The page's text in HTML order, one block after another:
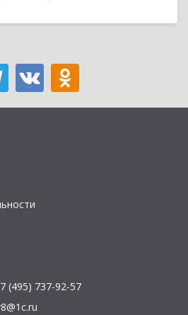
(495) 737-92-57